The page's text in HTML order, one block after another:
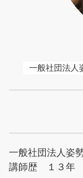
一般社団法人
一般社団法人姿
講師歴 １３年